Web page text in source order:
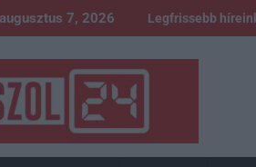
7, 2026 Legfrissebb